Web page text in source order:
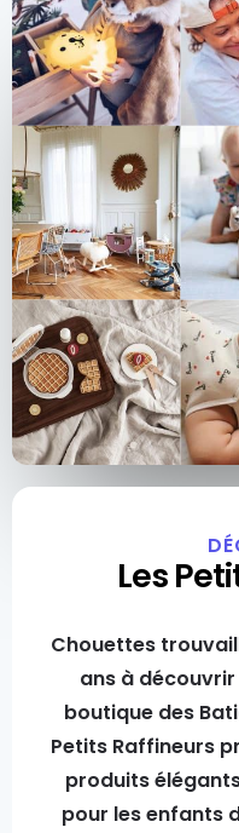
Les
Chouettes
ans à
boutique des
Petits Raffineurs
produits
pour les enfants